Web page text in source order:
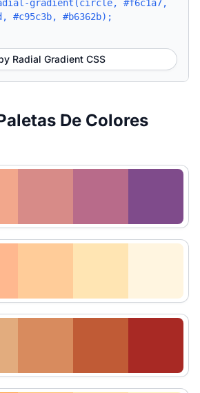
gradient(circle, #f6c1a7,
#c95c3b, #b6362b);
Radial Gradient CSS
De Colores